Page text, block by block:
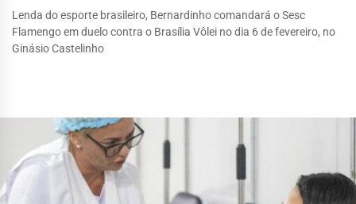
Lenda do esporte brasileiro, Bernardinho comandará o Sesc
Flamengo em duelo contra o Brasília Vôlei no dia 6 de fevereiro, no
Ginásio Castelinho